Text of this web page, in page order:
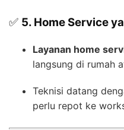
✅ 5. Home Service
Layanan home
langsung di rumah
Teknisi datang
perlu repot ke